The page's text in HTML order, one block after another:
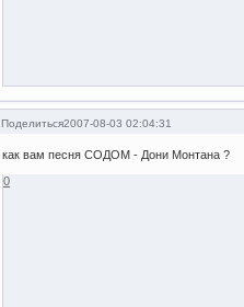
Поделиться2007-08-03 02:04:31
как вам песня СОДОМ - Дони Монтана ?
0